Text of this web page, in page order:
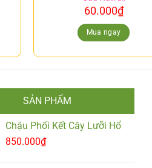
60.000₫
Mua ngay
SẢN PHẨM
Chậu Phối Kết Cây Lưỡi Hổ
850.000₫